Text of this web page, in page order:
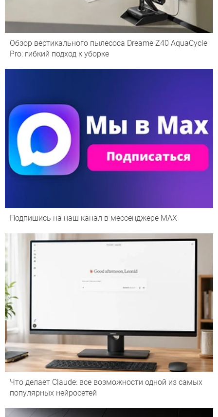
Обзор вертикального пылесоса Dreame Z40 AquaCycle
Pro: гибкий подход к уборке
Подпишись на наш канал в мессенджере МАХ
Что делает Сlaude: все возможности одной из самых
популярных нейросетей